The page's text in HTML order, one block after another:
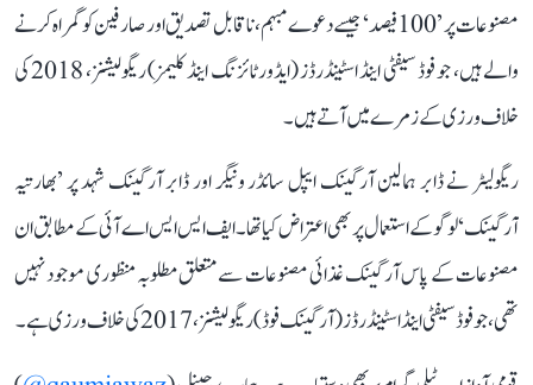
مصنوعات پر ’100 فیصد‘ جیسے دعوے مبہم، ناقابل تصدیق اور صارفین کو گمراہ کرنے
والے ہیں، جو فوڈ سیفٹی اینڈ اسٹینڈرڈز (ایڈورٹائزنگ اینڈ کلیمز) ریگولیشنز، 2018 کی
خلاف ورزی کے زمرے میں آتے ہیں۔
ریگولیٹر نے ڈابر ہمالین آرگینک ایپل سائڈر ونیگر اور ڈابر آرگینک شہد پر ’بھارتیہ
آرگینک‘ لوگو کے استعمال پر بھی اعتراض کیا تھا۔ ایف ایس ایس اے آئی کے مطابق ان
مصنوعات کے پاس آرگینک غذائی مصنوعات سے متعلق مطلوبہ منظوری موجود نہیں
تھی، جو فوڈ سیفٹی اینڈ اسٹینڈرڈز (آرگینک فوڈ) ریگولیشنز، 2017 کی خلاف ورزی ہے۔